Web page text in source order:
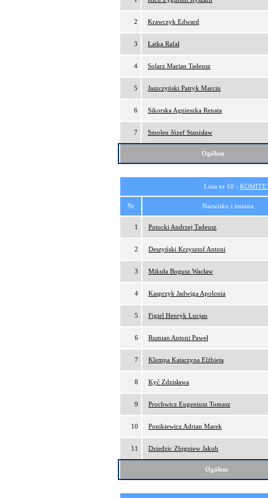
2 Krawczyk Edward
3 Łatka Rafał
4 Solarz Marian Tadeusz
5 Jaszczyński Patryk Marcin
6 Sikorska Agnieszka Renata
7 Smolen Józef Stanisław
Ogółem
Lista nr 10 -
Nr Nazwisko i imiona
1 Potocki Andrzej Tadeusz
2 Deszyński Krzysztof Antoni
3 Mikuła Bogusz Wacław
4 Kasprzyk Jadwiga Apolonia
5 Figiel Henryk Lucjan
6 Rumian Antoni Paweł
7 Klempa Katarzyna Elżbieta
8 Kyć Zdzisława
9 Prochwicz Eugeniusz Tomasz
10 Ponikiewicz Adrian Marek
11 Dziedzic Zbigniew Jakub
Ogółem